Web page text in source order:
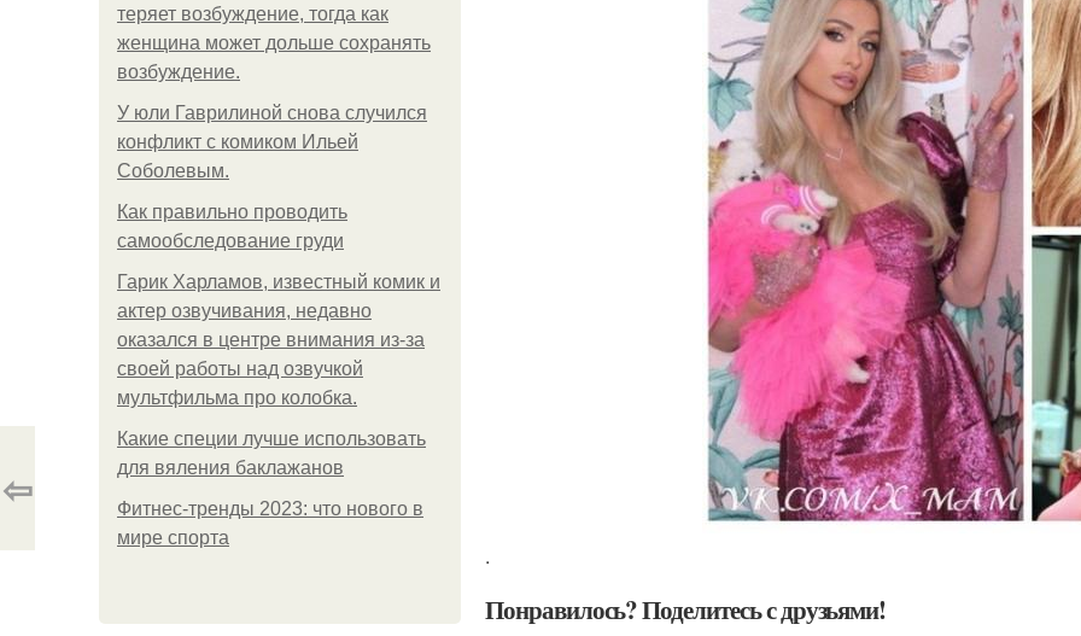
теряет возбуждение, тогда как
женщина может дольше сохранять
возбуждение.
У юли Гаврилиной снова случился
конфликт с комиком Ильей
Соболевым.
Как правильно проводить
самообследование груди
Гарик Харламов, известный комик и
актер озвучивания, недавно
оказался в центре внимания из-за
своей работы над озвучкой
мультфильма про колобка.
Какие специи лучше использовать
для вяления баклажанов
Фитнес-тренды 2023: что нового в
мире спорта
.
Понравилось? Поделитесь с друзьями!
⇦